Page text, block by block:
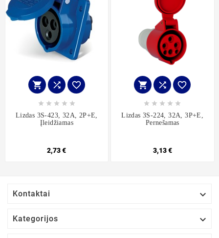
  
    
Lizdas 3S-423, 32A, 2P+E,
Įleidžiamas
2,73 €
  
    
Lizdas 3S-224, 32A, 3P+E,
Pernešamas
3,13 €
Kontaktai 
Kategorijos 